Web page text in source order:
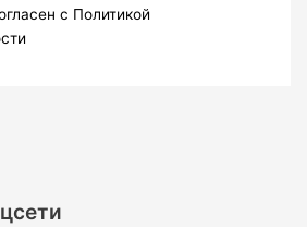
с Политикой